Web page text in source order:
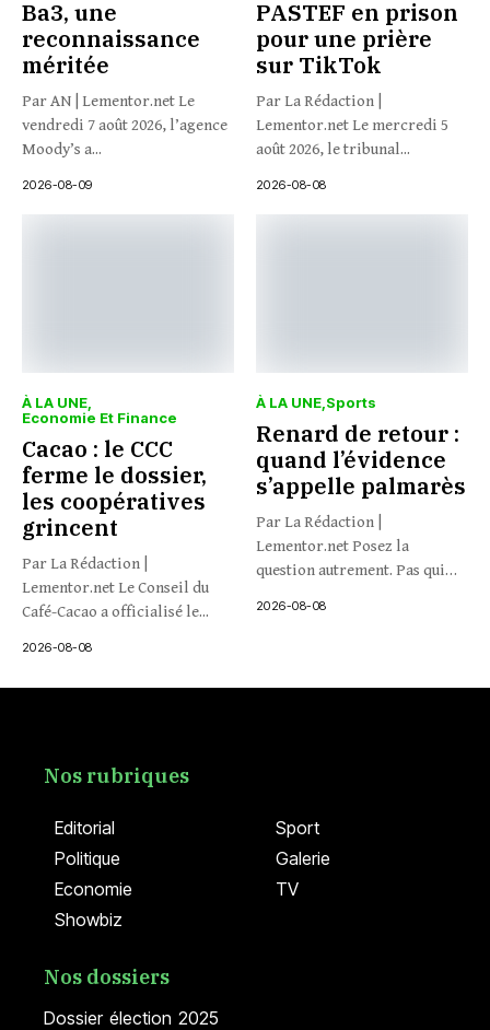
Ba3, une
reconnaissance
méritée
Par AN | Lementor.net Le
vendredi 7 août 2026, l’agence
Moody’s a...
2026-08-09
PASTEF en prison
pour une prière
sur TikTok
Par La Rédaction |
Lementor.net Le mercredi 5
août 2026, le tribunal...
2026-08-08
À LA UNE
Economie Et Finance
Cacao : le CCC
ferme le dossier,
les coopératives
grincent
Par La Rédaction |
Lementor.net Le Conseil du
Café-Cacao a officialisé le...
2026-08-08
À LA UNE Sports
Renard de retour :
quand l’évidence
s’appelle palmarès
Par La Rédaction |
Lementor.net Posez la
question autrement. Pas qui
2026-08-08
Editorial
Politique
Economie
Showbiz
Sport
Galerie
TV
Nos rubriques
Dossier élection 2025
Nos dossiers